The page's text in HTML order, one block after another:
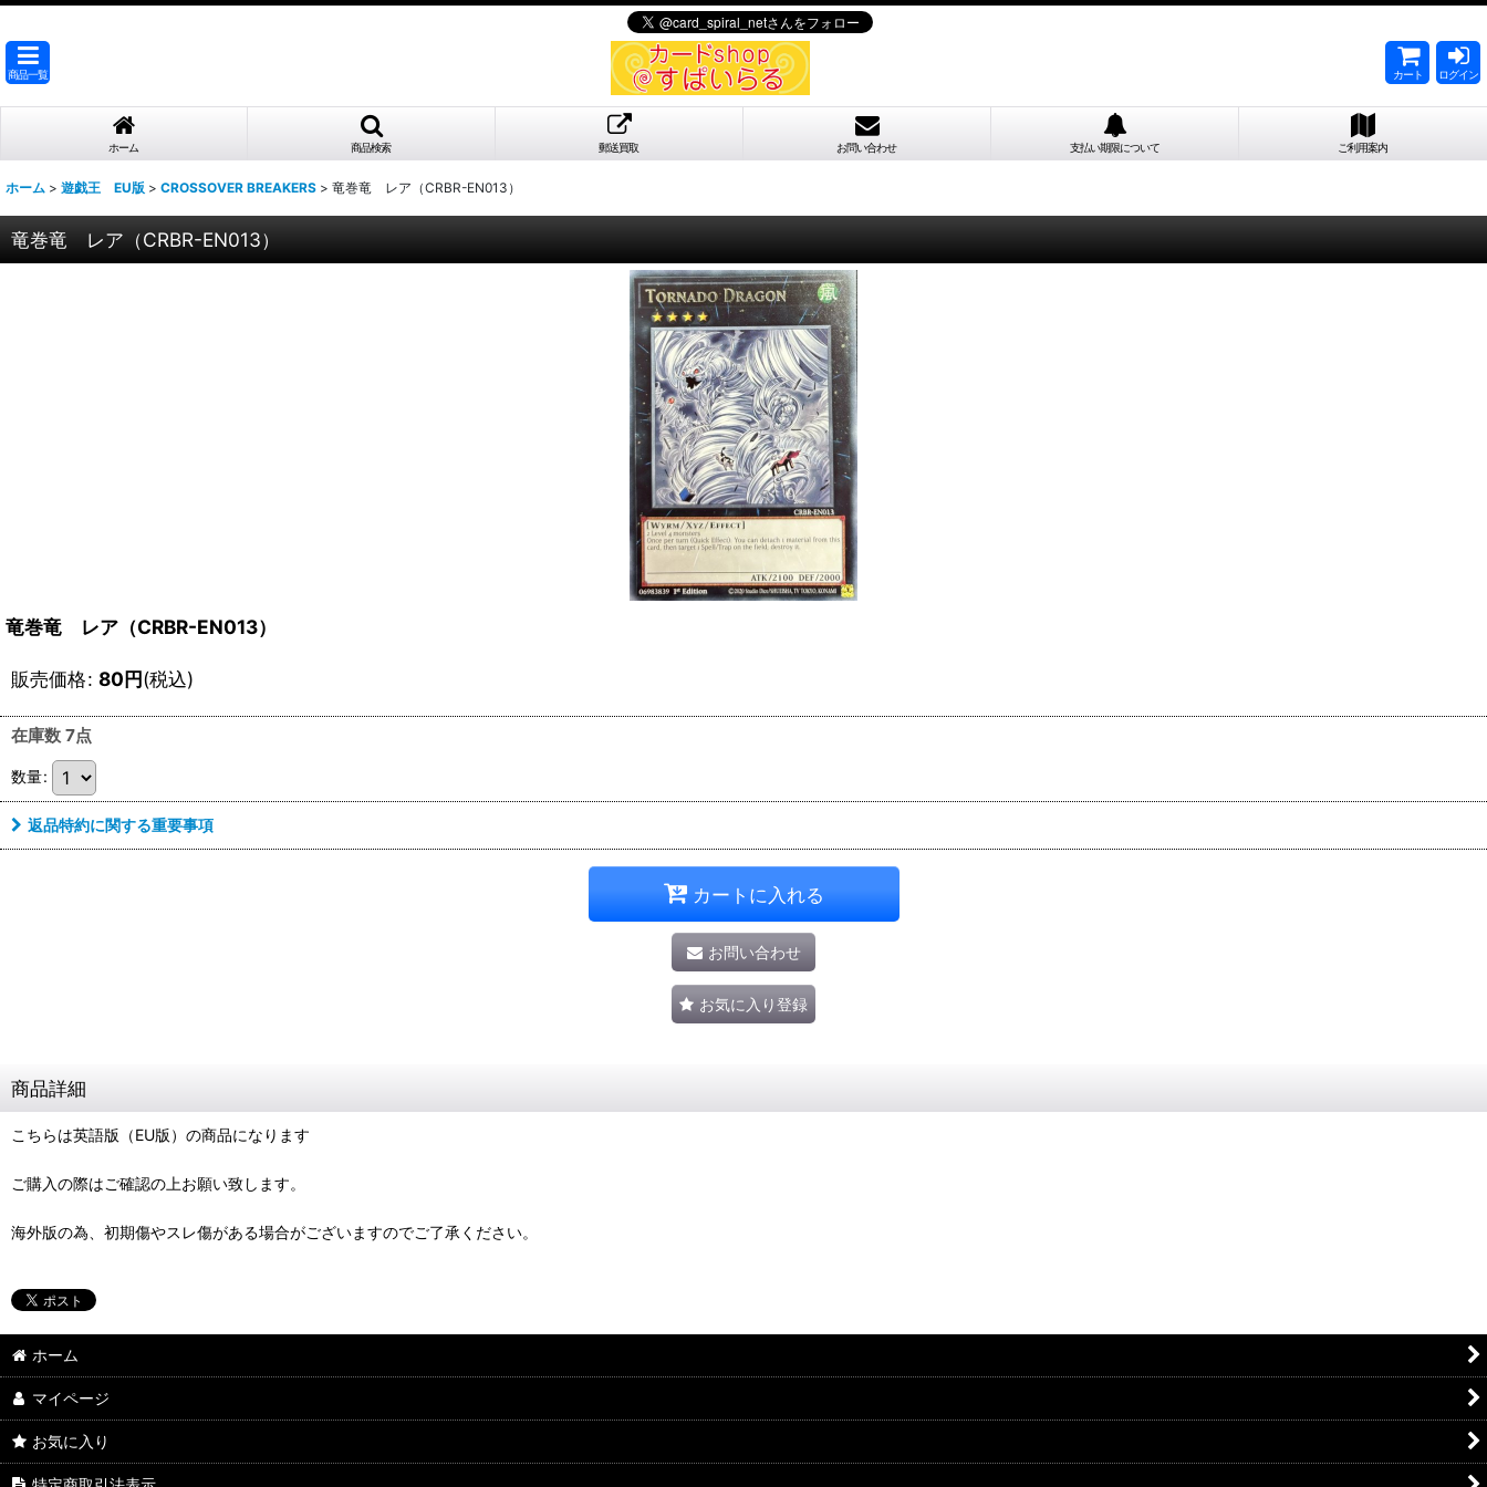
商品一覧 カート ログイン
ホーム 商品検索 郵送買取 お問い合わせ 支払い期限について ご利用案内
ホーム > 遊戯王 EU版 > CROSSOVER BREAKERS > 竜巻竜 レア（CRBR-EN013）
竜巻竜 レア（CRBR-EN013）
竜巻竜 レア（CRBR-EN013）
販売価格: 80円(税込)
在庫数 7点
数量:
返品特約に関する重要事項
カートに入れる
お問い合わせ
お気に入り登録
商品詳細
こちらは英語版（EU版）の商品になります
ご購入の際はご確認の上お願い致します。
海外版の為、初期傷やスレ傷がある場合がございますのでご了承ください。
ホーム
マイページ
お気に入り